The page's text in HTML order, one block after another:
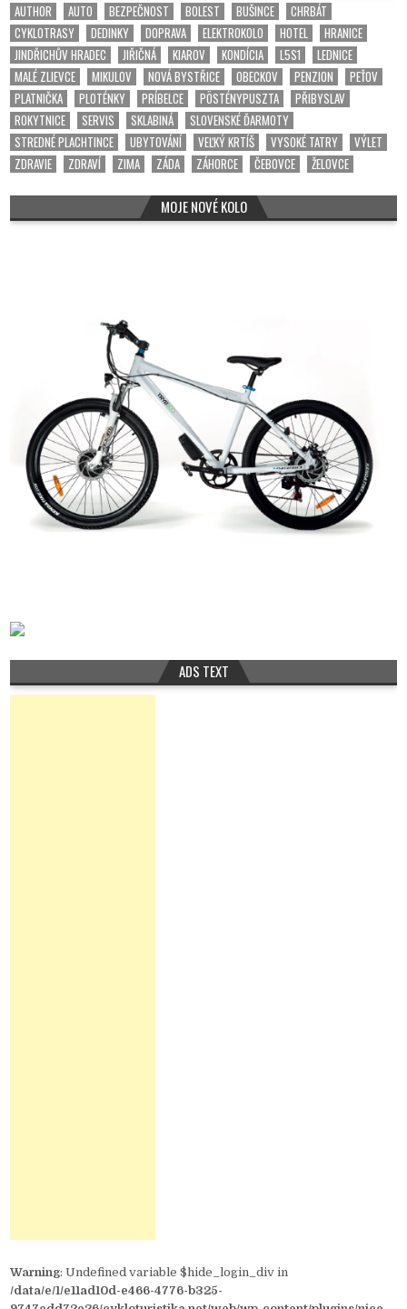
AUTHOR AUTO BEZPEČNOST BOLEST BUŠINCE
CHRBÁT
CYKLOTRASY
DEDINKY DOPRAVA ELEKTROKOLO HOTEL
HRANICE
JINDŘICHŮV HRADEC
JIŘIČNÁ KIAROV KONDÍCIA L5S1
LEDNICE
MALÉ ZLIEVCE
MIKULOV NOVÁ BYSTŘICE OBECKOV PENZION
PEŤOV
PLATNIČKA
PLOTÉNKY PRÍBELCE PÖSTÉNYPUSZTA
PŘIBYSLAV
ROKYTNICE
SERVIS SKLABINÁ
SLOVENSKÉ ĎARMOTY
STREDNÉ PLACHTINCE
UBYTOVÁNÍ VEĽKÝ KRTÍŠ VYSOKÉ TATRY
VÝLET
ZDRAVIE
ZDRAVÍ ZIMA ZÁDA ZÁHORCE ČEBOVCE ŽELOVCE
MOJE NOVÉ KOLO
ADS TEXT
Warning: Undefined variable $hide_login_div in
/data/e/1/e11ad10d-e466-4776-b325-